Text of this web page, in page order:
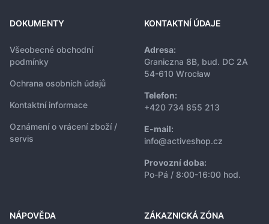
DOKUMENTY
Všeobecné obchodní
podmínky
Ochrana osobních údajů
Kontaktní informace
Oznámení o vrácení zboží /
servis
KONTAKTNÍ ÚDAJE
Adresa:
Graniczna 8B, bud. DC 2A
54-610 Wrocław
Telefon:
+420 734 855 213
E-mail:
info@activeshop.cz
Provozní doba:
Po-Pá / 8:00-16:00 hod.
NÁPOVĚDA ZÁKAZNICKÁ ZÓNA